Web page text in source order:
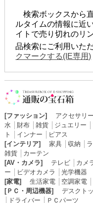
検索ボックスから
ルタイムの情報に近
イトで売り切れのリ
品検索にご利用いた
クマークする(IE専用)
[ファッション] アクセサリー
水
財布│ 雑貨│ ジュエリー
ト
インナー
ピアス
[インテリア]
家具│ 収納
雑貨│ カーテン
[AV・カメラ]
テレビ│ カメ
ー
ビデオカメラ
光学機器
[家電]
生活家電│ 空調家電│
[ＰＣ・周辺機器]
デスクト
ドライバー ＰＣパーツ